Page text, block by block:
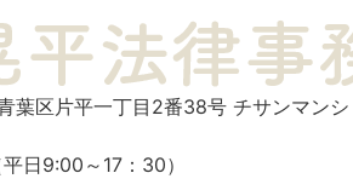
葉区片平一丁目2番38号 チサンマンシ
日9:00～17：30）